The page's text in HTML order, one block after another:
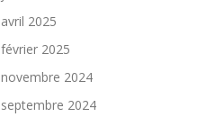
avril 2025
février 2025
novembre 2024
septembre 2024